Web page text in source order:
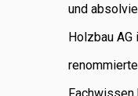
und
Holzbau
grossen Wert auf
Zuverlässigkeit